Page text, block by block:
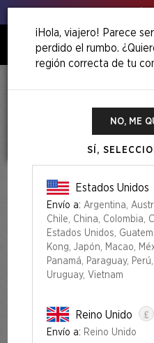
¡Hola, viajero! Parece
perdido el rumbo.
región correcta de tu
NO, ME
SÍ,
Estados Unidos
Envío a: Argentina,
Chile, China, Colombia,
Estados Unidos,
Kong, Japón, Macao,
Panamá, Paraguay,
Uruguay, Vietnam
Reino Unido £
Envío a: Reino Unido